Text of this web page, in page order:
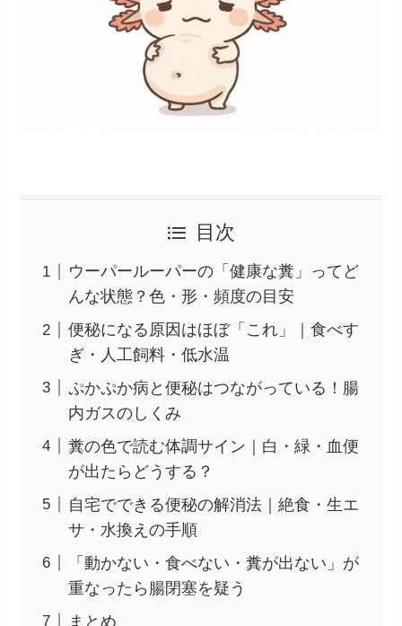
目次
ウーパールーパーの「健康な糞」ってど
んな状態？色・形・頻度の目安
便秘になる原因はほぼ「これ」｜食べす
ぎ・人工飼料・低水温
ぷかぷか病と便秘はつながっている！腸
内ガスのしくみ
糞の色で読む体調サイン｜白・緑・血便
が出たらどうする？
自宅でできる便秘の解消法｜絶食・生エ
サ・水換えの手順
「動かない・食べない・糞が出ない」が
重なったら腸閉塞を疑う
まとめ